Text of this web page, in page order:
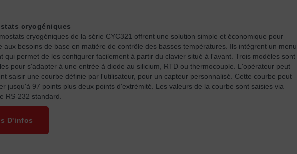
cryogéniques
cryogéniques de la série CYC321 offrent une solution simple et économique pour
aux besoins de base en matière de contrôle des basses températures. Ils intègrent un menu
qui permet de les configurer facilement à partir du clavier situé à l'avant. Trois modèles sont
pour s'adapter à une entrée à diode au silicium, RTD ou thermocouple. L'opérateur peut
saisir une courbe définie par l'utilisateur, pour un capteur personnalisé. Cette courbe peut
jusqu'à 97 points plus deux points d'extrémité. Les valeurs de la courbe sont saisies via
RS-232 standard.
D'infos